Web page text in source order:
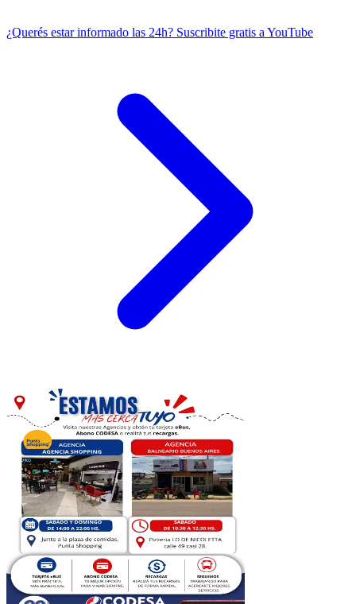
¿Querés estar informado las 24h? Suscribite gratis a YouTube